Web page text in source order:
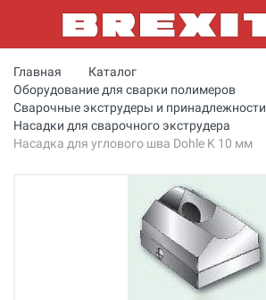
Главная
Каталог
Оборудование для сварки полимеров
Сварочные экструдеры и принадлежности
Насадки для сварочного экструдера
Насадка для углового шва Dohle K 10 мм